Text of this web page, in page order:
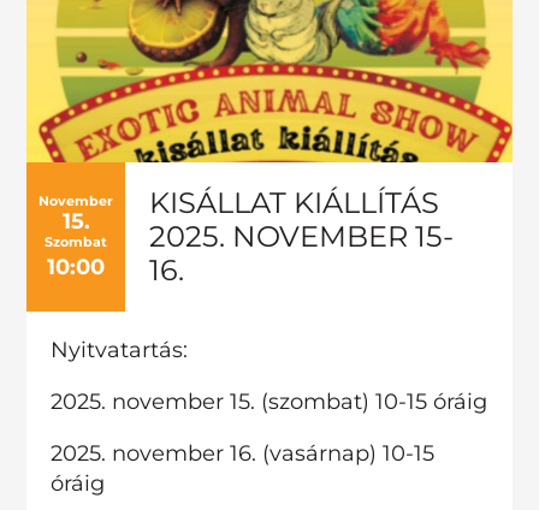
November
15.
Szombat
10:00
KISÁLLAT KIÁLLÍTÁS
2025. NOVEMBER 15-
16.
Nyitvatartás:
2025. november 15. (szombat) 10-15 óráig
2025. november 16. (vasárnap) 10-15
óráig